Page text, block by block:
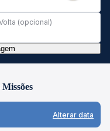
(opcional)
Alterar data